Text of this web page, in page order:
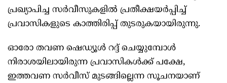
പ്രഖ്യാപിച്ച സർവീസുകളിൽ പ്രതീക്ഷയർപ്പിച്ച്
പ്രവാസികളുടെ കാത്തിരിപ്പ് തുടരുകയായിരുന്നു.
ഓരോ തവണ ഷെഡ്യൂൾ റദ്ദ് ചെയ്യുമ്പോൾ
നിരാശയിലായിരുന്ന പ്രവാസികൾക്ക് പക്ഷേ,
ഇത്തവണ സർവീസ് മുടങ്ങില്ലെന്ന സൂചനയാണ്